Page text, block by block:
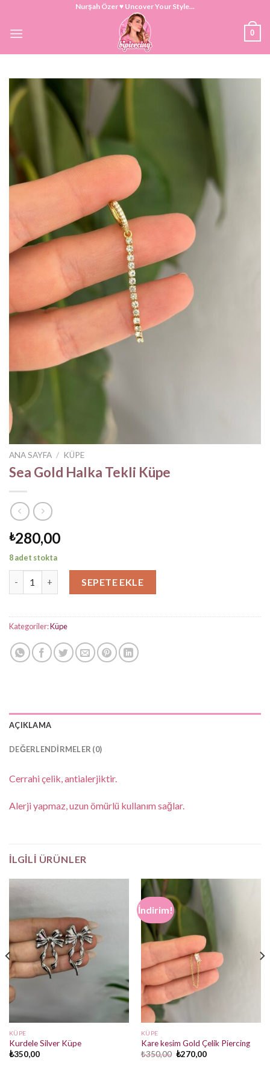
content
Nurşah Özer ♥ Uncover Your Style...
0
ANA SAYFA / KÜPE
Sea Gold Halka Tekli Küpe
₺280,00
8 adet stokta
SEPETE EKLE
Kategoriler:Küpe
AÇIKLAMA
DEĞERLENDIRMELER (0)
Cerrahi çelik, antialerjiktir.
Alerji yapmaz, uzun ömürlü kullanım sağlar.
İLGILI ÜRÜNLER
KÜPE
Kurdele Silver Küpe
₺350,00
İndirim!
KÜPE
Kare kesim Gold Çelik Piercing
₺350,00 Orijinal
₺270,00Şu